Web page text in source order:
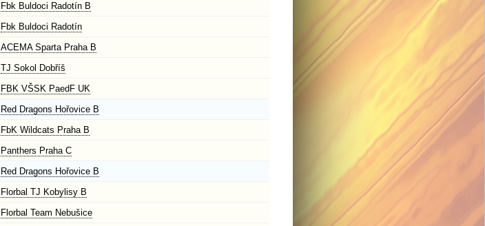
Fbk Buldoci Radotín B
Fbk Buldoci Radotín
ACEMA Sparta Praha B
TJ Sokol Dobříš
FBK VŠSK PaedF UK
Red Dragons Hořovice B
FbK Wildcats Praha B
Panthers Praha C
Red Dragons Hořovice B
Florbal TJ Kobylisy B
Florbal Team Nebušice